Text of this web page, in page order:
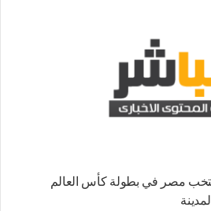
مصر في بطولة كأس العالم